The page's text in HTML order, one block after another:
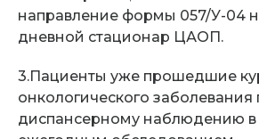
направление формы 057/У-04
дневной стационар ЦАОП.
3.Пациенты уже прошедшие
онкологического заболевания
диспансерному наблюдению